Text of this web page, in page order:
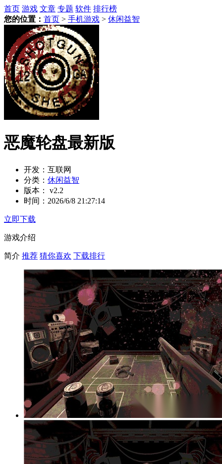
首页 游戏 文章 专题 软件 排行榜
您的位置： 首页 > 手机游戏 > 休闲益智
恶魔轮盘最新版
开发： 互联网
分类： 休闲益智
版本：
v2.2
时间： 2026/6/8 21:27:14
立即下载
游戏介绍
简介 推荐 猜你喜欢 下载排行